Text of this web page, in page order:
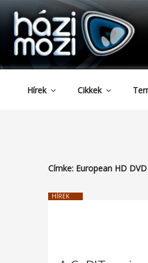
Tartalomhoz
HAZIMOZI
Hírek Cikkek
Címke: European HD
HÍREK